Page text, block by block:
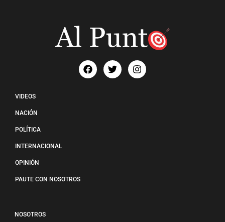
VIDEOS
NACIÓN
POLÍTICA
INTERNACIONAL
OPINIÓN
PAUTE CON NOSOTROS
NOSOTROS